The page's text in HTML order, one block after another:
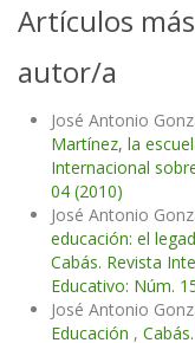
Artículos
autor/a
José Antonio
Martínez, la
Internacional
04 (2010)
José Antonio
educación: el
Cabás. Revista
Educativo: Núm.
José Antonio
Educación ,